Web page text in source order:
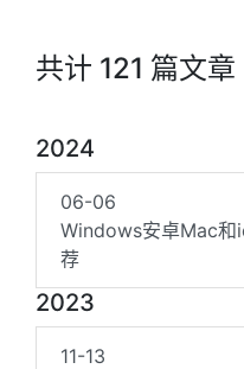
共计 121 篇文章
2024
06-06
Windows安卓Mac和
荐
2023
11-13